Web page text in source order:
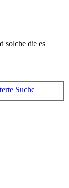
solche die es
Suche